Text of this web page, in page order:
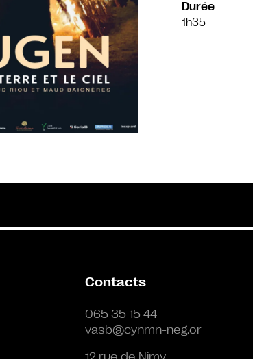
Durée
1h35
Contacts
065 35 15 44
vasb@cynmn-neg.or
12 rue de Nimy